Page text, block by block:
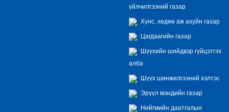
үйлчилгээний газар
Хүнс, хөдөө аж ахуйн газар
Цагдаагийн газар
Шүүхийн шийдвэр гүйцэтгэх
алба
Шүүх шинжилгээний хэлтэс
Эрүүл мэндийн газар
Нийгмийн даатгалын